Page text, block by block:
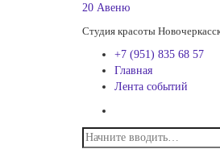
20 Авеню
Студия красоты
+7 (951) 835 68 57
Главная
Лента событий